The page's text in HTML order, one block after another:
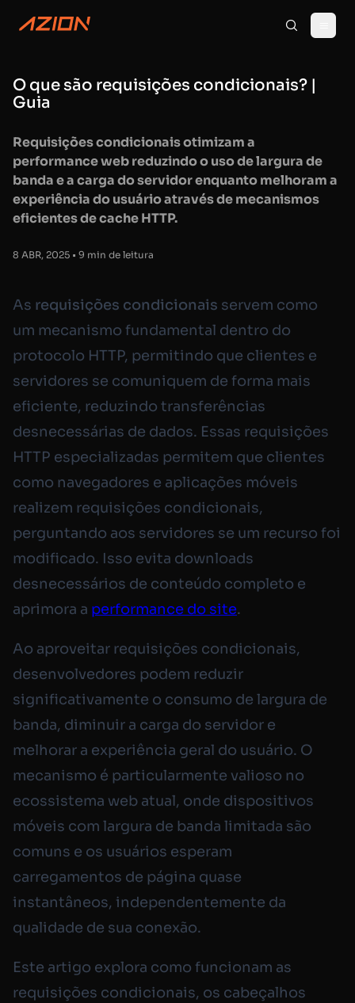
O que são requisições condicionais? |
Guia
Requisições condicionais otimizam a
performance web reduzindo o uso de largura de
banda e a carga do servidor enquanto melhoram a
experiência do usuário através de mecanismos
eficientes de cache HTTP.
8 ABR, 2025 • 9 min de leitura
As requisições condicionais servem como
um mecanismo fundamental dentro do
protocolo HTTP, permitindo que clientes e
servidores se comuniquem de forma mais
eficiente, reduzindo transferências
desnecessárias de dados. Essas requisições
HTTP especializadas permitem que clientes
como navegadores e aplicações móveis
realizem requisições condicionais,
perguntando aos servidores se um recurso foi
modificado. Isso evita downloads
desnecessários de conteúdo completo e
aprimora a performance do site.
Ao aproveitar requisições condicionais,
desenvolvedores podem reduzir
significativamente o consumo de largura de
banda, diminuir a carga do servidor e
melhorar a experiência geral do usuário. O
mecanismo é particularmente valioso no
ecossistema web atual, onde dispositivos
móveis com largura de banda limitada são
comuns e os usuários esperam
carregamentos de página quase
instantâneos, independentemente da
qualidade de sua conexão.
Este artigo explora como funcionam as
requisições condicionais, os cabeçalhos